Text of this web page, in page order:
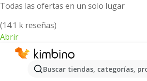
Todas las ofertas en un solo lugar
(14.1 k reseñas)
Abrir
Buscar tiendas, categorías,
Chihuahua - Folletos y